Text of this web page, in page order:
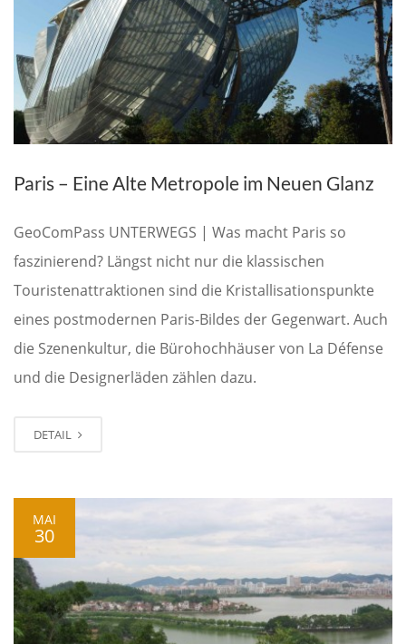
Paris – Eine Alte Metropole im Neuen Glanz
GeoComPass UNTERWEGS | Was macht Paris so
faszinierend? Längst nicht nur die klassischen
Touristenattraktionen sind die Kristallisationspunkte
eines postmodernen Paris-Bildes der Gegenwart. Auch
die Szenenkultur, die Bürohochhäuser von La Défense
und die Designerläden zählen dazu.
DETAIL
MAI
30